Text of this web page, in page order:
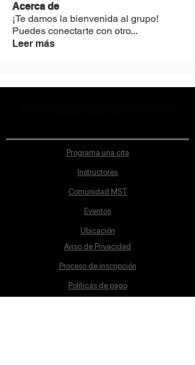
Acerca de
¡Te damos la bienvenida al grupo!
Puedes conectarte con otro...
Leer más
Programa una cita
Instructores
Comunidad MST
Eventos
Ubicación
Aviso de Privacidad
Proceso de inscripción
Políticas de pago